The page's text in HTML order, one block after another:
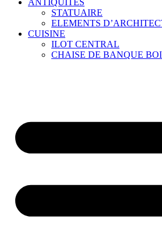
ANTIQUITES
STATUAIRE
ELEMENTS
CUISINE
ILOT CENTRAL
CHAISE DE BANQUE